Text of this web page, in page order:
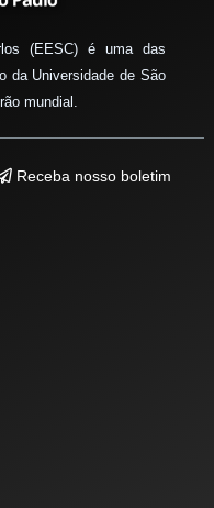
(EESC) é uma das
da Universidade de São
mundial.
Receba nosso boletim